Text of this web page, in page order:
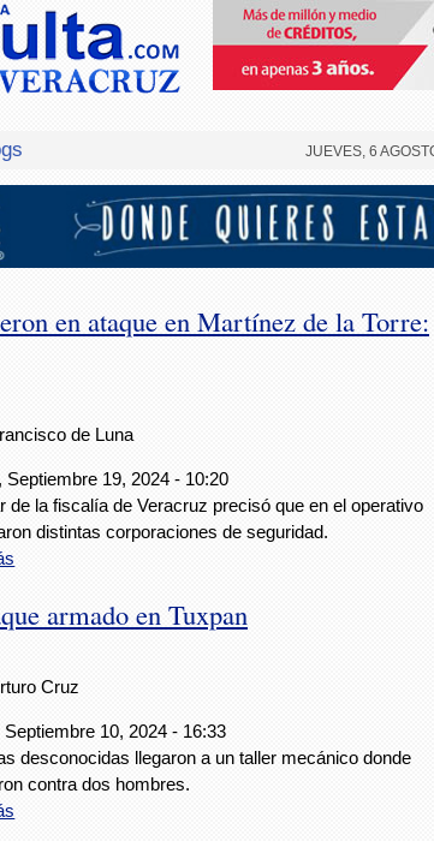
JUEVES, 6
en ataque en Martínez de la Torre:
de Luna
Septiembre 19, 2024 - 10:20
de la fiscalía de Veracruz precisó que en el operativo
distintas corporaciones de seguridad.
armado en Tuxpan
Cruz
10, 2024 - 16:33
desconocidas llegaron a un taller mecánico donde
contra dos hombres.